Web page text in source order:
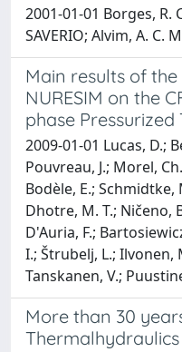
2001-01-01 Borges, R.
SAVERIO; Alvim, A. C.
Main results of
NURESIM on the
phase
2009-01-01 Lucas, D.;
Pouvreau, J.; Morel,
Bodèle, E.; Schmidtke,
Dhotre, M. T.; Ničeno,
D'Auria, F.;
I.; Štrubelj, L.; Ilvonen,
Tanskanen, V.;
More than 30
Thermalhydraulics